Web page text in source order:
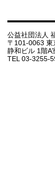
公益社団法人
〒101-0063 東
静和ビル 1階A
TEL 03-3255-